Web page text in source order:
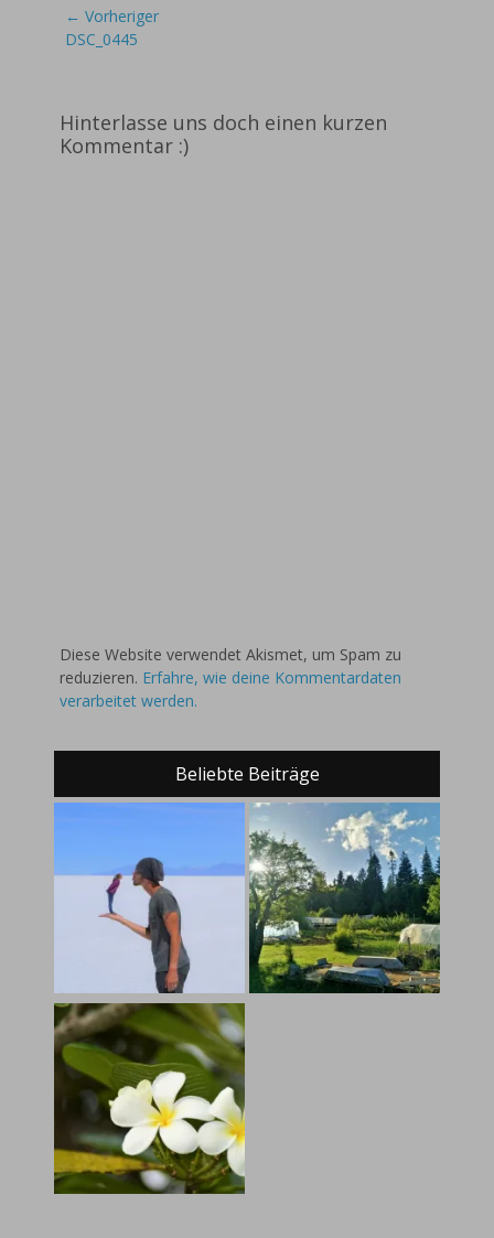
Beitragsnavigation
← Vorheriger
Vorheriger
DSC_0445
Hinterlasse uns doch einen kurzen
Kommentar :)
Diese Website verwendet Akismet, um Spam zu
reduzieren. Erfahre, wie deine Kommentardaten
verarbeitet werden.
Beliebte Beiträge